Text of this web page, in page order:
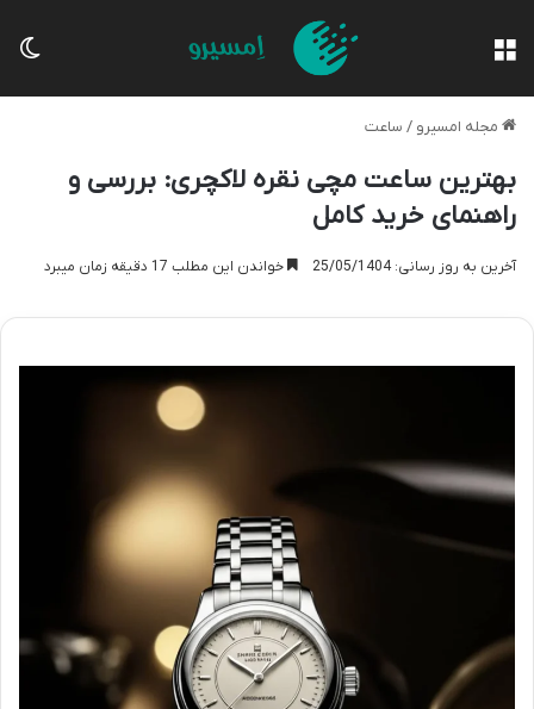
مجله امسیرو / ساعت
بهترین ساعت مچی نقره لاکچری: بررسی و
راهنمای خرید کامل
آخرین به روز رسانی: 25/05/1404 خواندن این مطلب 17 دقیقه زمان میبرد